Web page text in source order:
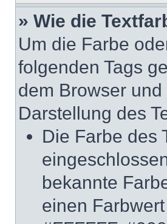
» Wie die
Um die Farbe
folgenden Tags
dem Browser
Darstellung des
Die Farbe des
bekannte
einen